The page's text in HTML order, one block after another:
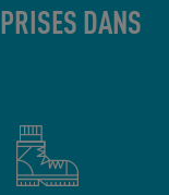
DANS